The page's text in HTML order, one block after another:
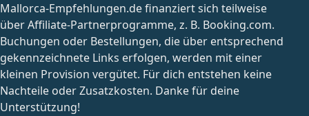
Mallorca-Empfehlungen.de finanziert sich teilweise
über Affiliate-Partnerprogramme, z. B. Booking.com.
Buchungen oder Bestellungen, die über entsprechend
gekennzeichnete Links erfolgen, werden mit einer
kleinen Provision vergütet. Für dich entstehen keine
Nachteile oder Zusatzkosten. Danke für deine
Unterstützung!